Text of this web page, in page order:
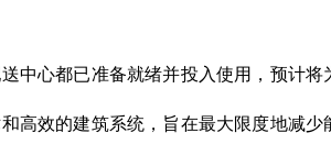
中心都已准备就绪并投入使用，预计
高效的建筑系统，旨在最大限度地减